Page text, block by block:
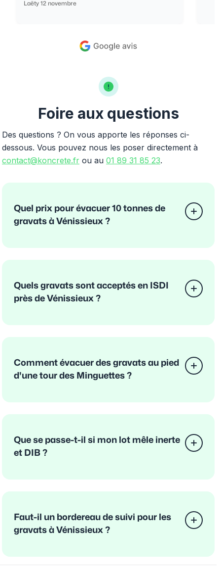
Laëty 12 novembre
Foire aux questions
Des questions ? On vous apporte les réponses ci-
dessous. Vous pouvez nous les poser directement à
contact@koncrete.fr ou au 01 89 31 85 23.
Quel prix pour évacuer 10 tonnes de
gravats à Vénissieux ?
Quels gravats sont acceptés en ISDI
près de Vénissieux ?
Comment évacuer des gravats au pied
d'une tour des Minguettes ?
Que se passe-t-il si mon lot mêle inerte
et DIB ?
Faut-il un bordereau de suivi pour les
gravats à Vénissieux ?